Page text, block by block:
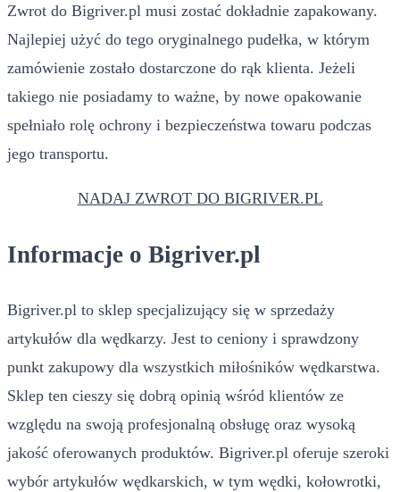
Zwrot do Bigriver.pl musi zostać dokładnie zapakowany.
Najlepiej użyć do tego oryginalnego pudełka, w którym
zamówienie zostało dostarczone do rąk klienta. Jeżeli
takiego nie posiadamy to ważne, by nowe opakowanie
spełniało rolę ochrony i bezpieczeństwa towaru podczas
jego transportu.
NADAJ ZWROT DO BIGRIVER.PL
Informacje o Bigriver.pl
Bigriver.pl to sklep specjalizujący się w sprzedaży
artykułów dla wędkarzy. Jest to ceniony i sprawdzony
punkt zakupowy dla wszystkich miłośników wędkarstwa.
Sklep ten cieszy się dobrą opinią wśród klientów ze
względu na swoją profesjonalną obsługę oraz wysoką
jakość oferowanych produktów. Bigriver.pl oferuje szeroki
wybór artykułów wędkarskich, w tym wędki, kołowrotki,